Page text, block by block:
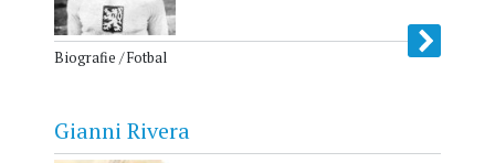
Biografie / Fotbal
Gianni Rivera